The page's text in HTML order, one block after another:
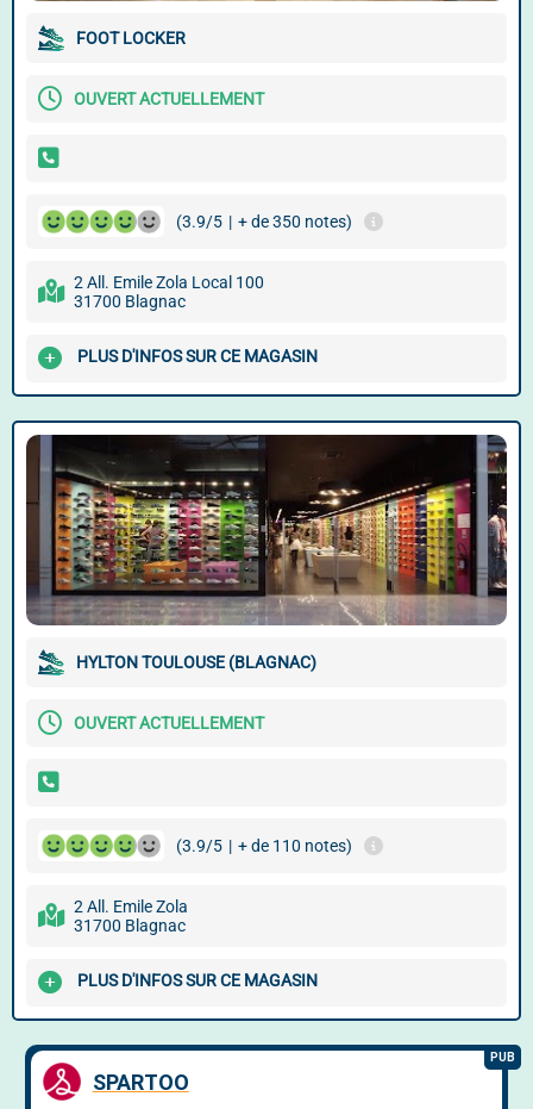
FOOT LOCKER
OUVERT ACTUELLEMENT
(3.9/5 | + de 350 notes)
2 All. Emile Zola Local 100
31700 Blagnac
PLUS D'INFOS SUR CE MAGASIN
HYLTON TOULOUSE (BLAGNAC)
OUVERT ACTUELLEMENT
(3.9/5 | + de 110 notes)
2 All. Emile Zola
31700 Blagnac
PLUS D'INFOS SUR CE MAGASIN